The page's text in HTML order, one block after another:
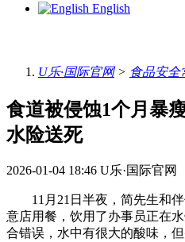
English
U乐·国际官网> 食品安全
食道被侵蚀1个月暴
水险送死
2026-01-04 18:46 U乐·国际官网
11月21日半夜，简先生和伴
意店用餐，饮用了办事员正在
合错误，水中有很大的酸味，